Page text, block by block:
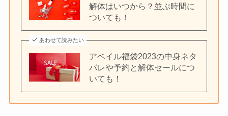
解体はいつから？並ぶ時間に
ついても！
あわせて読みたい
アベイル福袋2023の中身ネタ
バレや予約と解体セールにつ
いても！